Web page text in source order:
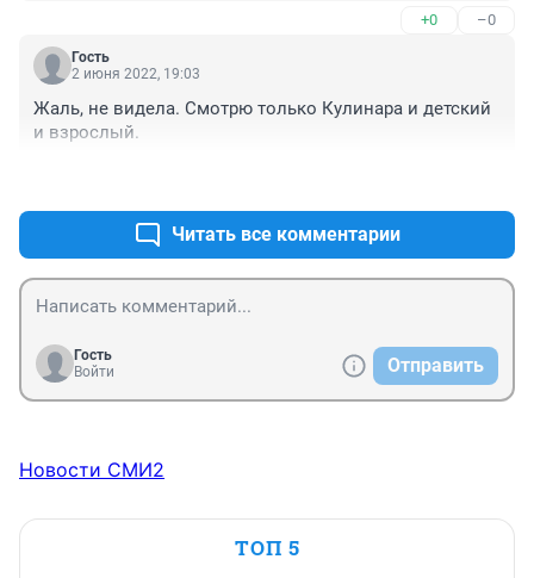
+0 –0
Гость
2 июня 2022, 19:03
Жаль, не видела. Смотрю только Кулинара и детский
и взрослый.
Читать все комментарии
Гость
Войти
Отправить
Новости СМИ2
ТОП 5